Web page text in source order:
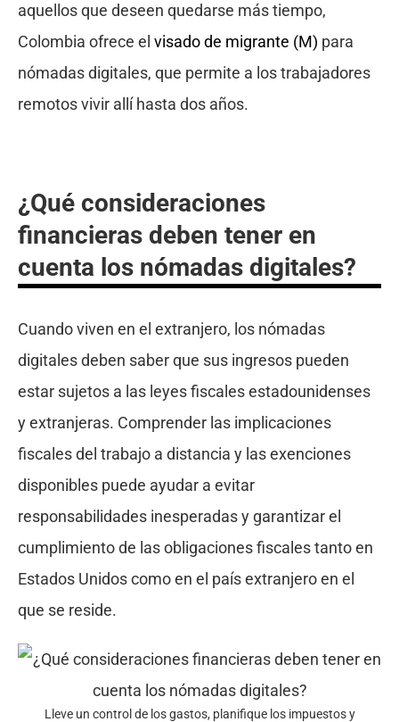
aquellos que deseen quedarse más tiempo,
Colombia ofrece el visado de migrante (M) para
nómadas digitales, que permite a los trabajadores
remotos vivir allí hasta dos años.
¿Qué consideraciones
financieras deben tener en
cuenta los nómadas digitales?
Cuando viven en el extranjero, los nómadas
digitales deben saber que sus ingresos pueden
estar sujetos a las leyes fiscales estadounidenses
y extranjeras. Comprender las implicaciones
fiscales del trabajo a distancia y las exenciones
disponibles puede ayudar a evitar
responsabilidades inesperadas y garantizar el
cumplimiento de las obligaciones fiscales tanto en
Estados Unidos como en el país extranjero en el
que se reside.
Lleve un control de los gastos, planifique los impuestos y